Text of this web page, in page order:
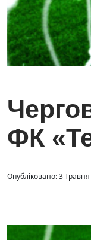
ФК
Опубліковано: 3